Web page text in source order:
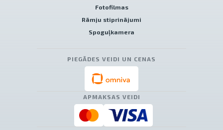
Fotofilmas
Rāmju stiprinājumi
Spoguļkamera
PIEGĀDES VEIDI UN CENAS
APMAKSAS VEIDI